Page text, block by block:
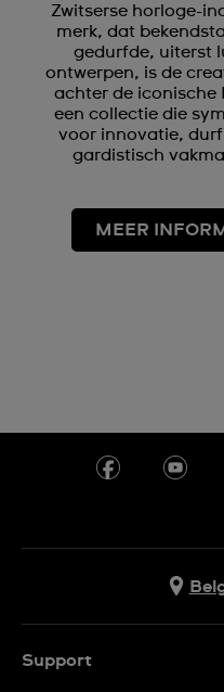
Zwitserse horloge-
merk, dat
gedurfde, uiterst
ontwerpen, is de
achter de iconische
een collectie die
voor innovatie,
gardistisch
MEER
Support